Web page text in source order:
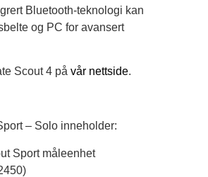
Bluetooth-teknologi kan
og PC for avansert
Scout 4 på vår nettside.
– Solo inneholder:
Sport måleenhet